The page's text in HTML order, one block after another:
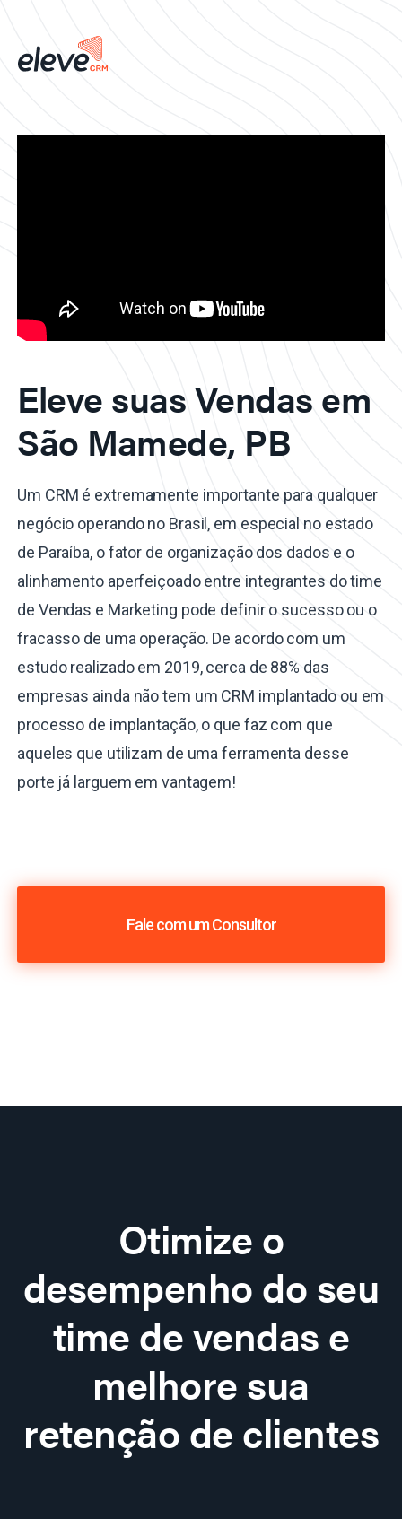
Eleve suas Vendas em
São Mamede, PB
Um CRM é extremamente importante para qualquer
negócio operando no Brasil, em especial no estado
de Paraíba, o fator de organização dos dados e o
alinhamento aperfeiçoado entre integrantes do time
de Vendas e Marketing pode definir o sucesso ou o
fracasso de uma operação. De acordo com um
estudo realizado em 2019, cerca de 88% das
empresas ainda não tem um CRM implantado ou em
processo de implantação, o que faz com que
aqueles que utilizam de uma ferramenta desse
porte já larguem em vantagem!
Fale com um Consultor
Otimize o
desempenho do seu
time de vendas e
melhore sua
retenção de clientes